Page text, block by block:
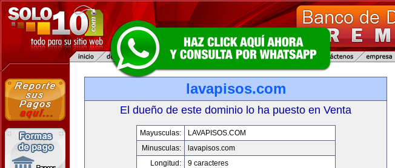
lavapisos.com
El dueño de este dominio lo ha puesto en Venta
Mayusculas:
LAVAPISOS.COM
Minusculas:
lavapisos.com
Longitud:
9 caracteres